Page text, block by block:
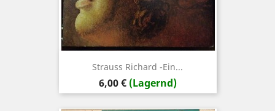
Strauss Richard -Ein...
Preis
6,00 € (Lagernd)